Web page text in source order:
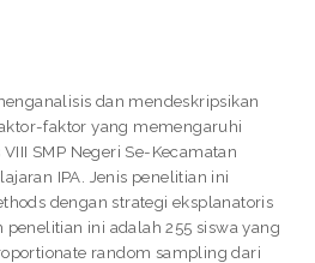
dan mendeskripsikan
faktor yang memengaruhi
SMP Negeri Se-Kecamatan
IPA. Jenis penelitian ini
dengan strategi eksplanatoris
penelitian ini adalah 255 siswa yang
random sampling dari